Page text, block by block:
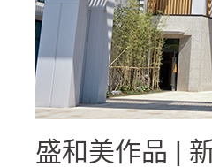
盛和美作品 |